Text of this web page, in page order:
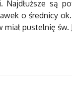
są
o średnicy
pustelnię